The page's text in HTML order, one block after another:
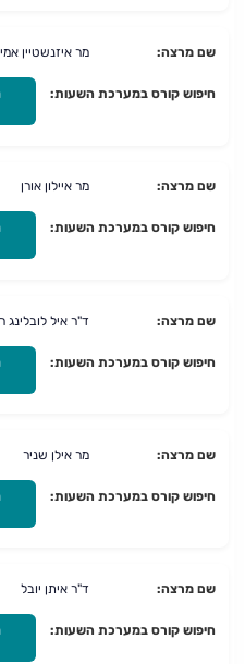
שם מרצה: מר איזנשטיין
חיפוש קורס במערכת השעות:
שם מרצה: מר איילון אורן
חיפוש קורס במערכת השעות:
שם מרצה: ד"ר איל לובלינג
חיפוש קורס במערכת השעות:
שם מרצה: מר אילן שניר
חיפוש קורס במערכת השעות:
שם מרצה: ד"ר איתן יובל
חיפוש קורס במערכת השעות: